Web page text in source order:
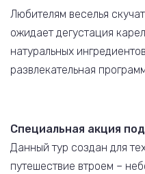
Любителям веселья
ожидает дегустация
натуральных
развлекательная
Специальная акция
Данный тур создан для
путешествие втроем –